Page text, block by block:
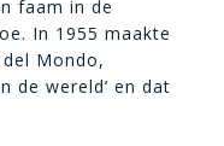
faam in de
In 1955 maakte
Mondo,
de wereld’ en dat